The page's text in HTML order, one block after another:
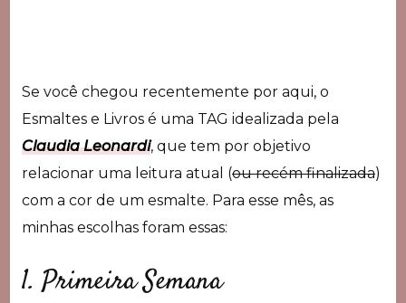
Se você chegou recentemente por aqui, o
Esmaltes e Livros é uma TAG idealizada pela
Claudia Leonardi, que tem por objetivo
relacionar uma leitura atual (ou recém finalizada)
com a cor de um esmalte. Para esse mês, as
minhas escolhas foram essas:
1. Primeira Semana